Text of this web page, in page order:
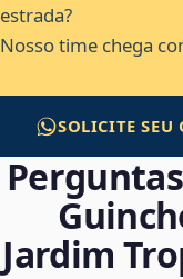
estrada?
Nosso time chega
SOLICITE SEU
Jardim